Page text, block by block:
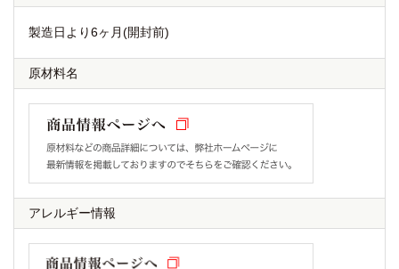
製造日より6ヶ月(開封前)
原材料名
アレルギー情報